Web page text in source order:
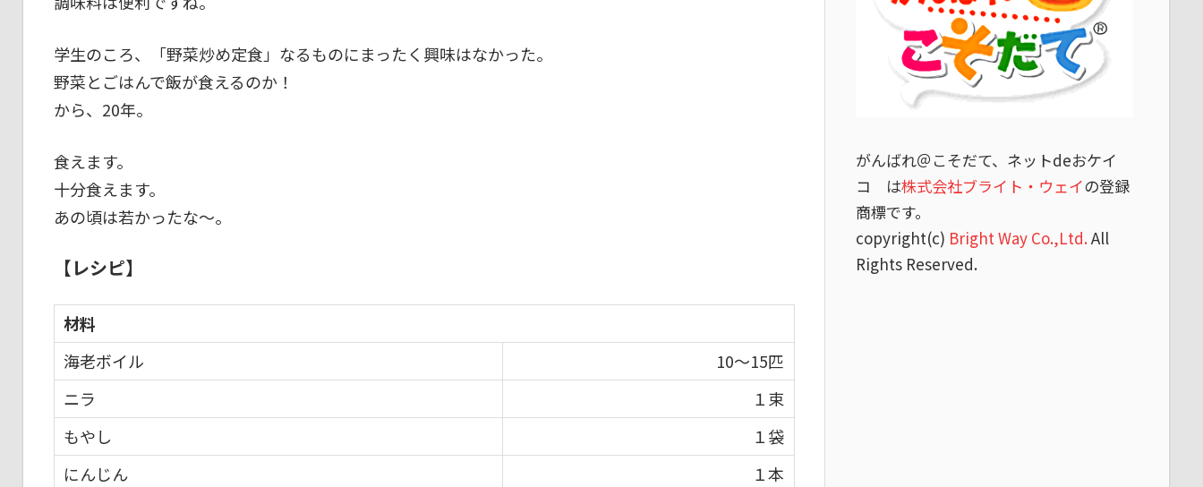
学生のころ、「野菜炒め定食」なるものにまったく興味はなかった。
野菜とごはんで飯が食えるのか！
から、20年。
食えます。
十分食えます。
あの頃は若かったな～。
【レシピ】
材料
海老ボイル
10～15匹
ニラ
１束
もやし
１袋
にんじん
１本
がんばれ＠こそだて、ネットdeおケイ
コ は株式会社ブライト・ウェイの登録
商標です。
copyright(c) Bright Way Co.,Ltd.All
Rights Reserved.